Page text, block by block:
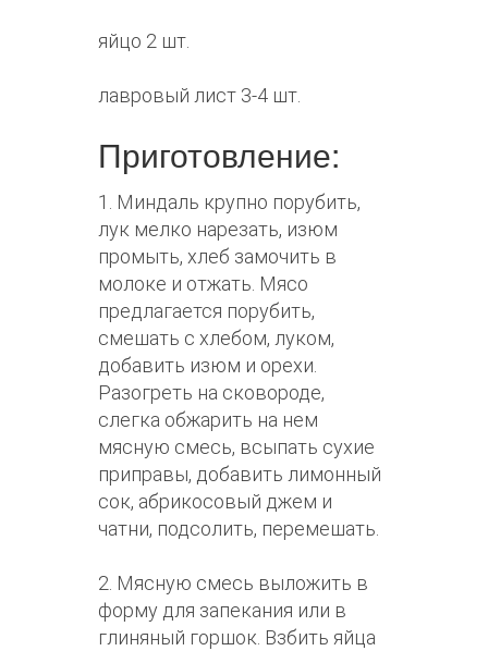
яйцо 2 шт.
лавровый лист 3-4 шт.
Приготовление:
1. Миндаль крупно порубить,
лук мелко нарезать, изюм
промыть, хлеб замочить в
молоке и отжать. Мясо
предлагается порубить,
смешать с хлебом, луком,
добавить изюм и орехи.
Разогреть на сковороде,
слегка обжарить на нем
мясную смесь, всыпать сухие
приправы, добавить лимонный
сок, абрикосовый джем и
чатни, подсолить, перемешать.
2. Мясную смесь выложить в
форму для запекания или в
глиняный горшок. Взбить яйца